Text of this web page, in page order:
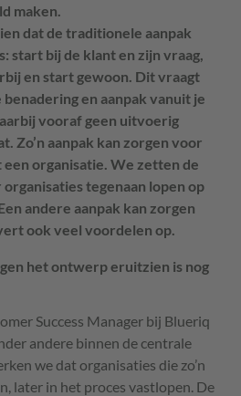
maken.
dat de traditionele aanpak
start bij de klant en zijn vraag,
en start gewoon. Dit vraagt
en aanpak vanuit je
vooraf geen uitvoerig
Zo’n aanpak kan zorgen voor
organisatie. We zetten de
tegenaan lopen op
andere aanpak kan zorgen
ook veel voordelen op.
het ontwerp eruitzien is nog
Success Manager bij Blueriq
andere binnen de centrale
we dat organisaties die zo’n
later in het proces vastlopen. De